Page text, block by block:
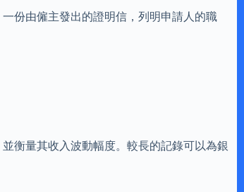
份由僱主發出的證明信，列明申請人的職
衡量其收入波動幅度。較長的記錄可以為銀